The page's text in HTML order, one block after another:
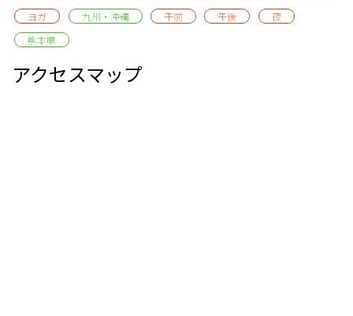
ヨガ
九州・沖縄 午前 午後
夜
熊本県
アクセスマップ